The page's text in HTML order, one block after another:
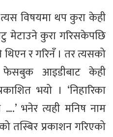
विषयमा थप कुरा केही
मेटाउने कुरा गरिसकेपछि
र गरिनँ । तर त्यसको
आइडीबाट केही
भयो । ‘निहारिका
भनेर त्यही मनिष नाम
तस्बिर प्रकाशन गरिएको